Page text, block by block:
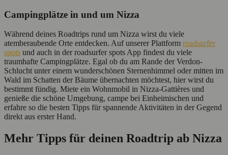
Campingplätze in und um Nizza
Während deines Roadtrips rund um Nizza wirst du viele
atemberaubende Orte entdecken. Auf unserer Plattform roadsurfer
spots und auch in der roadsurfer spots App findest du viele
traumhafte Campingplätze. Egal ob du am Rande der Verdon-
Schlucht unter einem wunderschönen Sternenhimmel oder mitten im
Wald im Schatten der Bäume übernachten möchtest, hier wirst du
bestimmt fündig. Miete ein Wohnmobil in Nizza-Gattières und
genieße die schöne Umgebung, campe bei Einheimischen und
erfahre so die besten Tipps für spannende Aktivitäten in der Gegend
direkt aus erster Hand.
Mehr Tipps für deinen Roadtrip ab Nizza